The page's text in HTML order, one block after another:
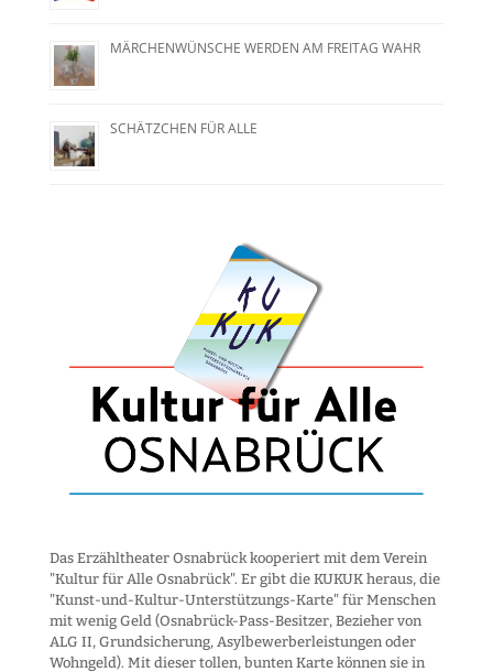
MÄRCHENWÜNSCHE WERDEN AM FREITAG WAHR
SCHÄTZCHEN FÜR ALLE
Das Erzähltheater Osnabrück kooperiert mit dem Verein
"Kultur für Alle Osnabrück". Er gibt die KUKUK heraus, die
"Kunst-und-Kultur-Unter­stützungs-Karte" für Menschen
mit wenig Geld (Osnabrück-Pass-Besitzer, Bezieher von
ALG II, Grund­sicherung, Asyl­bewerber­leistungen oder
Wohngeld). Mit dieser tollen, bunten Karte können sie in